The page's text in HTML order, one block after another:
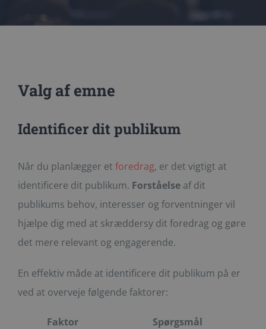
Valg af emne
Identificer dit publikum
Når du planlægger et foredrag, er det vigtigt at
identificere dit publikum. Forståelseaf dit
publikums behov, interesser og forventninger vil
hjælpe dig med at skræddersy dit foredrag og gøre
det mere relevant og engagerende.
En effektiv måde at identificere dit publikum på er
ved at overveje følgende faktorer:
Faktor Spørgsmål